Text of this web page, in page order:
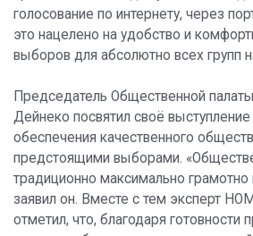
голосование по интернету, через
это нацелено на удобство и
выборов для абсолютно всех групп
Председатель Общественной
Дейнеко посвятил своё
обеспечения качественного
предстоящими выборами.
традиционно максимально грамотно
заявил он. Вместе с тем эксперт
отметил, что, благодаря готовности